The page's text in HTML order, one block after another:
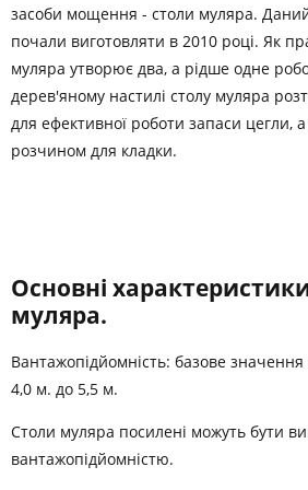
засоби мощення - столи муляра.
почали виготовляти в 2010 році. Як
муляра утворює два, а рідше одне
дерев'яному настилі столу муляра
для ефективної роботи запаси цегли,
розчином для кладки.
Основні
муляра.
Вантажопідйомність: базове
4,0 м. до 5,5 м.
Столи муляра посилені можуть бути
вантажопідйомністю.